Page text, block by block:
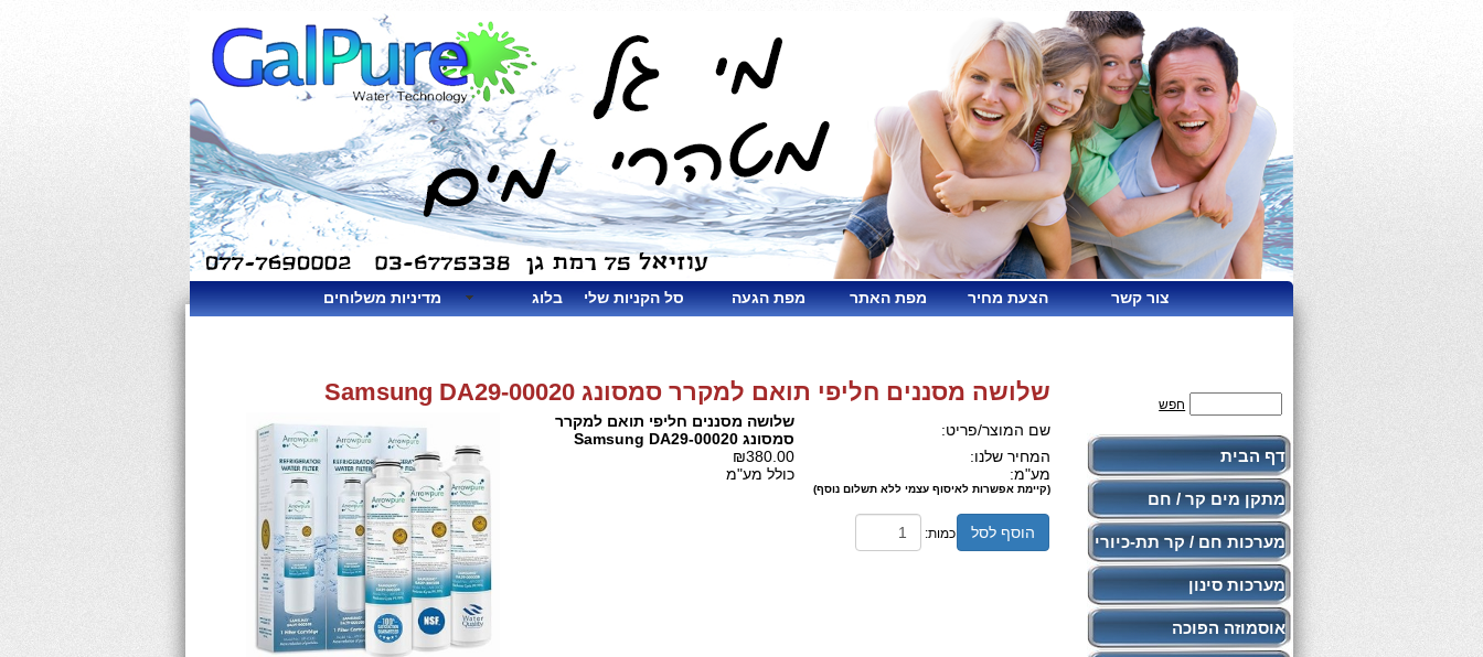
צור קשר הצעת מחיר מפת האתר מפת הגעה סל הקניות שלי בלוג מדיניות משלוחים
חפש
דף הבית
מתקן מים קר / חם
מערכות חם / קר תת-כיורי
מערכות סינון
אוסמוזה הפוכה
שלושה מסננים חליפי תואם למקרר סמסונג Samsung DA29-00020
שם המוצר/פריט:
שלושה מסננים חליפי תואם למקרר
סמסונג Samsung DA29-00020
המחיר שלנו:
₪380.00
מע"מ:
כולל מע"מ
(קיימת אפשרות לאיסוף עצמי ללא תשלום נוסף)
הוסף לסל כמות: